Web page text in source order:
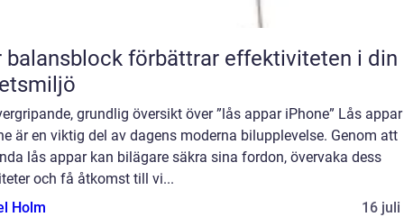
balansblock förbättrar effektiviteten i din
grundlig översikt över ”lås appar iPhone” Lås
är en viktig del av dagens moderna bilupplevelse. Genom att
lås appar kan bilägare säkra sina fordon, övervaka dess
och få åtkomst till vi...
Holm
16 juli